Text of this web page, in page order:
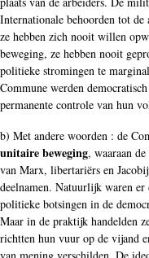
Internationale behoorden tot de
ze hebben zich nooit willen
beweging, ze hebben nooit
politieke stromingen te
Commune werden
permanente controle van hun
b) Met andere woorden : de
unitaire beweging, waaraan
van Marx, libertariërs en
deelnamen. Natuurlijk waren er
politieke botsingen in de
Maar in de praktijk handelden
richtten hun vuur op de vijand